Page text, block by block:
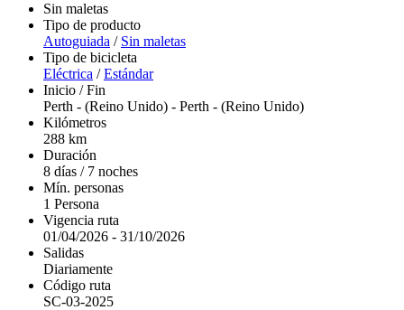
Sin maletas
Tipo de producto
Autoguiada / Sin maletas
Tipo de bicicleta
Eléctrica /Estándar
Inicio / Fin
Perth - (Reino Unido) - Perth - (Reino Unido)
Kilómetros
288 km
Duración
8 días / 7 noches
Mín. personas
1 Persona
Vigencia ruta
01/04/2026 - 31/10/2026
Salidas
Diariamente
Código ruta
SC-03-2025